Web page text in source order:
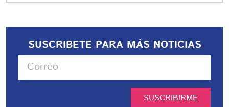
SUSCRIBETE PARA MÁS NOTICIAS
SUSCRIBIRME